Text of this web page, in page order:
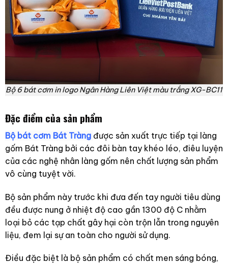
Bộ 6 bát cơm in logo Ngân Hàng Liên Việt màu trắng XG-BC11
Đặc điểm của sản phẩm
Bộ bát cơm Bát Tràng được sản xuất trực tiếp tại làng
gốm Bát Tràng bởi các đôi bàn tay khéo léo, điêu luyện
của các nghệ nhân làng gốm nên chất lượng sản phẩm
vô cùng tuyệt vời.
Bộ sản phẩm này trước khi đưa đến tay người tiêu dùng
đều được nung ở nhiệt độ cao gần 1300 độ C nhằm
loại bỏ các tạp chất gây hại còn trộn lẫn trong nguyên
liệu, đem lại sự an toàn cho người sử dụng.
Điều đặc biệt là bộ sản phẩm có chất men sáng bóng,